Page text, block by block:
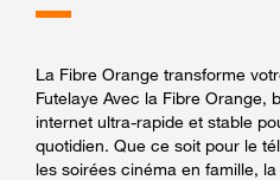
La Fibre Orange transforme
Futelaye Avec la Fibre Orange,
internet ultra-rapide et stable
quotidien. Que ce soit pour le
les soirées cinéma en famille,